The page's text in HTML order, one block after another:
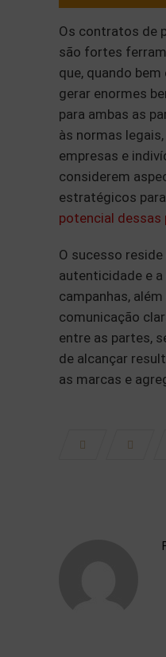
Os contratos de
são fortes
que, quando
gerar enormes
para ambas as
às normas
empresas e
considerem
estratégicos para
potencial dessas
O sucesso
autenticidade e
campanhas,
comunicação
entre as partes,
de alcançar
as marcas e